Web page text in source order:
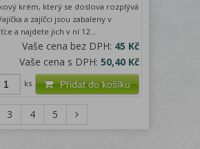
krém, který se doslova rozplývá
a zajíčci jsou zabaleny v
a najdete jich v ní 12...
Vaše cena bez DPH: 45 Kč
Vaše cena s DPH:50,40 Kč
Přidat do košíku
ks
3 4 5